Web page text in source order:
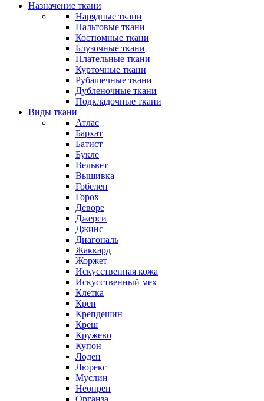
Назначение ткани
Нарядные ткани
Пальтовые ткани
Костюмные ткани
Блузочные ткани
Плательные ткани
Курточные ткани
Рубашечные ткани
Дубленочные ткани
Подкладочные ткани
Виды ткани
Атлас
Бархат
Батист
Букле
Вельвет
Вышивка
Гобелен
Горох
Деворе
Джерси
Джинс
Диагональ
Жаккард
Жоржет
Искусственная кожа
Искусственный мех
Клетка
Креп
Крепдешин
Креш
Кружево
Купон
Лоден
Люрекс
Муслин
Неопрен
Органза